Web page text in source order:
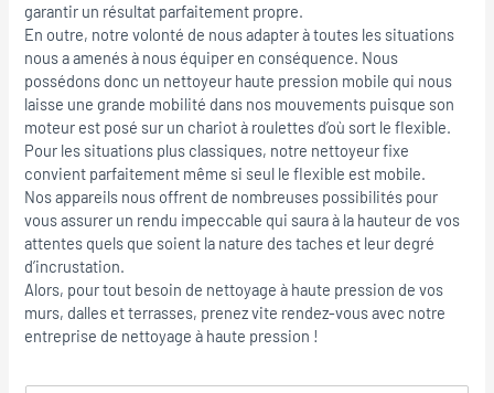
garantir un résultat parfaitement propre.
En outre, notre volonté de nous adapter à toutes les situations
nous a amenés à nous équiper en conséquence. Nous
possédons donc un nettoyeur haute pression mobile qui nous
laisse une grande mobilité dans nos mouvements puisque son
moteur est posé sur un chariot à roulettes d’où sort le flexible.
Pour les situations plus classiques, notre nettoyeur fixe
convient parfaitement même si seul le flexible est mobile.
Nos appareils nous offrent de nombreuses possibilités pour
vous assurer un rendu impeccable qui saura à la hauteur de vos
attentes quels que soient la nature des taches et leur degré
d’incrustation.
Alors, pour tout besoin de nettoyage à haute pression de vos
murs, dalles et terrasses, prenez vite rendez-vous avec notre
entreprise de nettoyage à haute pression !